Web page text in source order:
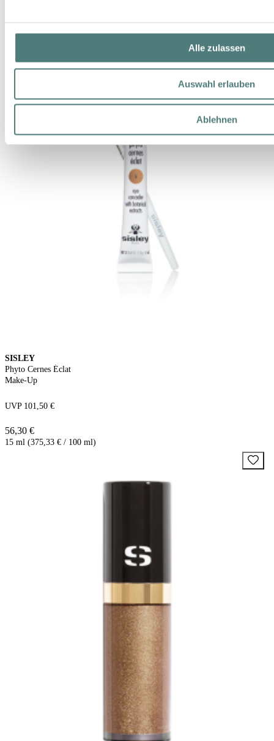
Alle zulassen
Auswahl erlauben
Ablehnen
SISLEY
Phyto Cernes Éclat
Make-Up
UVP 101,50 €
56,30 €
15 ml (375,33 € / 100 ml)